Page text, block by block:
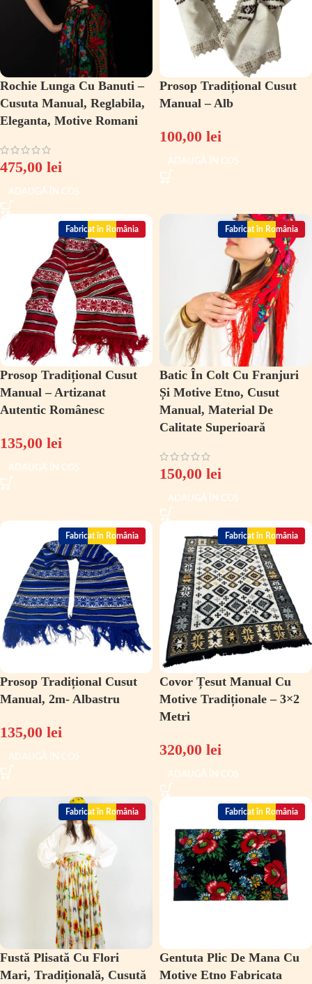
Rochie Lunga Cu Banuti –
Cusuta Manual, Reglabila,
Eleganta, Motive Romani
475,00 lei
ADAUGĂ ÎN COȘ
Prosop Tradițional Cusut
Manual – Alb
100,00 lei
ADAUGĂ ÎN COȘ
Fabricat în România
Prosop Tradițional Cusut
Manual – Artizanat
Autentic Românesc
135,00 lei
ADAUGĂ ÎN COȘ
Fabricat în România
Batic În Colt Cu Franjuri
Și Motive Etno, Cusut
Manual, Material De
Calitate Superioară
150,00 lei
ADAUGĂ ÎN COȘ
Fabricat în România
Prosop Tradițional Cusut
Manual, 2m- Albastru
135,00 lei
ADAUGĂ ÎN COȘ
Fabricat în România
Covor Țesut Manual Cu
Motive Tradiționale – 3×2
Metri
320,00 lei
ADAUGĂ ÎN COȘ
Fabricat în România
Fustă Plisată Cu Flori
Mari, Tradițională, Cusută
Fabricat în România
Gentuta Plic De Mana Cu
Motive Etno Fabricata